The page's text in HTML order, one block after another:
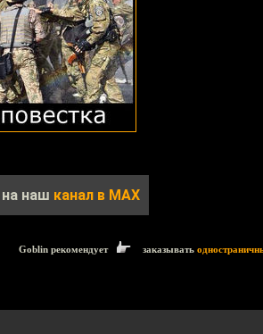
наш канал в MAX
Goblin рекомендует заказывать